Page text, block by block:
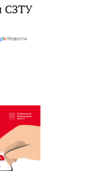
СЗТУ